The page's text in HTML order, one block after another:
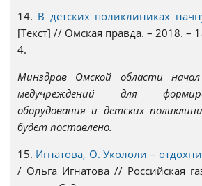
14. В детских поликлиниках
[Текст] // Омская правда. – 2018. –
4.
Минздрав Омской области
медучреждений для
оборудования и детских
будет поставлено.
15. Игнатова, О. Укололи –
/ Ольга Игнатова // Российская